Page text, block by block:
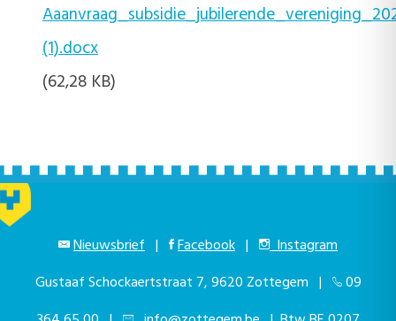
(1).docx
(62,28 KB)
Nieuwsbrief | Facebook |
Instagram
Gustaaf Schockaertstraat 7, 9620 Zottegem |
09